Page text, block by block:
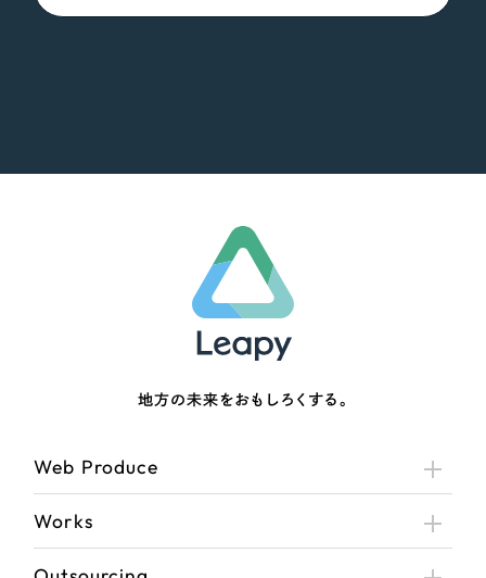
地方の未来をおもしろくする。
Web Produce
Works